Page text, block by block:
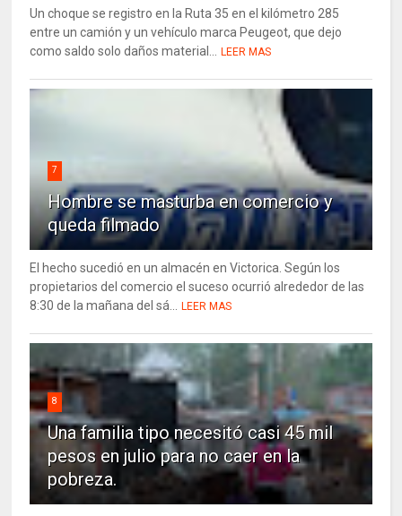
Un choque se registro en la Ruta 35 en el kilómetro 285
entre un camión y un vehículo marca Peugeot, que dejo
como saldo solo daños material...
LEER MAS
7
Hombre se masturba en comercio y
queda filmado
El hecho sucedió en un almacén en Victorica. Según los
propietarios del comercio el suceso ocurrió alrededor de las
8:30 de la mañana del sá...
LEER MAS
8
Una familia tipo necesitó casi 45 mil
pesos en julio para no caer en la
pobreza.